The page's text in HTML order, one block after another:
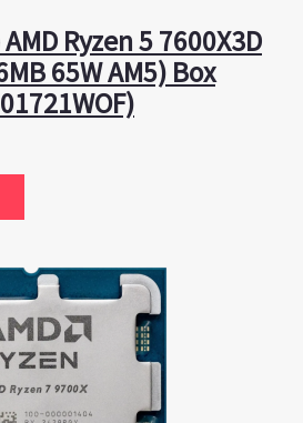
Ryzen 5 7600X3D
65W AM5) Box